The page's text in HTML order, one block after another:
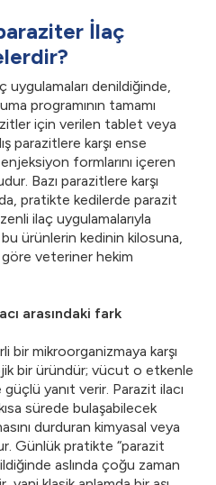
İlaç
uygulamaları denildiğinde,
programının tamamı
için verilen tablet veya
parazitlere karşı ense
formlarını içeren
Bazı parazitlere karşı
da, pratikte kedilerde parazit
ilaç uygulamalarıyla
ürünlerin kedinin kilosuna,
göre veteriner hekim
arasındaki fark
bir mikroorganizmaya karşı
bir üründür; vücut o etkenle
güçlü yanıt verir. Parazit ilacı
sürede bulaşabilecek
durduran kimyasal veya
Günlük pratikte “parazit
aslında çoğu zaman